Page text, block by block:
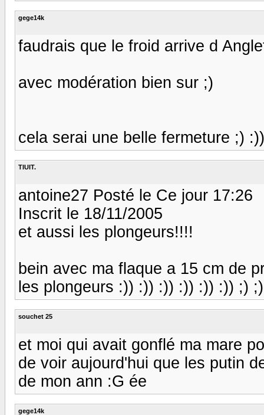
gege14k
faudrais que le froid arrive d
avec modération bien sur ;)
cela serai une belle fermeture ;) :))
TIUIT.
antoine27 Posté le Ce jour 17:26
Inscrit le 18/11/2005
et aussi les plongeurs!!!!
bein avec ma flaque a 15 cm de
les plongeurs :)) :)) :)) :)) :)) :)) ;)
souchet 25
et moi qui avait gonflé ma mare
de voir aujourd'hui que les putin
de mon ann :G ée
gege14k